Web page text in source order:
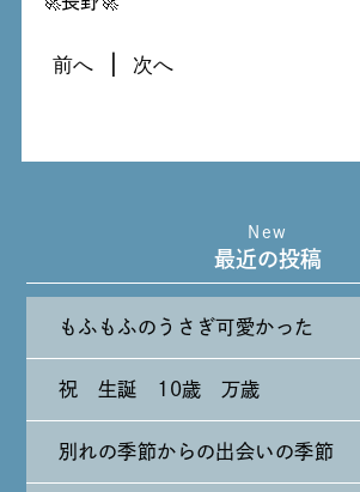
前へ 次へ
New
最近の投稿
もふもふのうさぎ可愛かった
祝 生誕 10歳 万歳
別れの季節からの出会いの季節